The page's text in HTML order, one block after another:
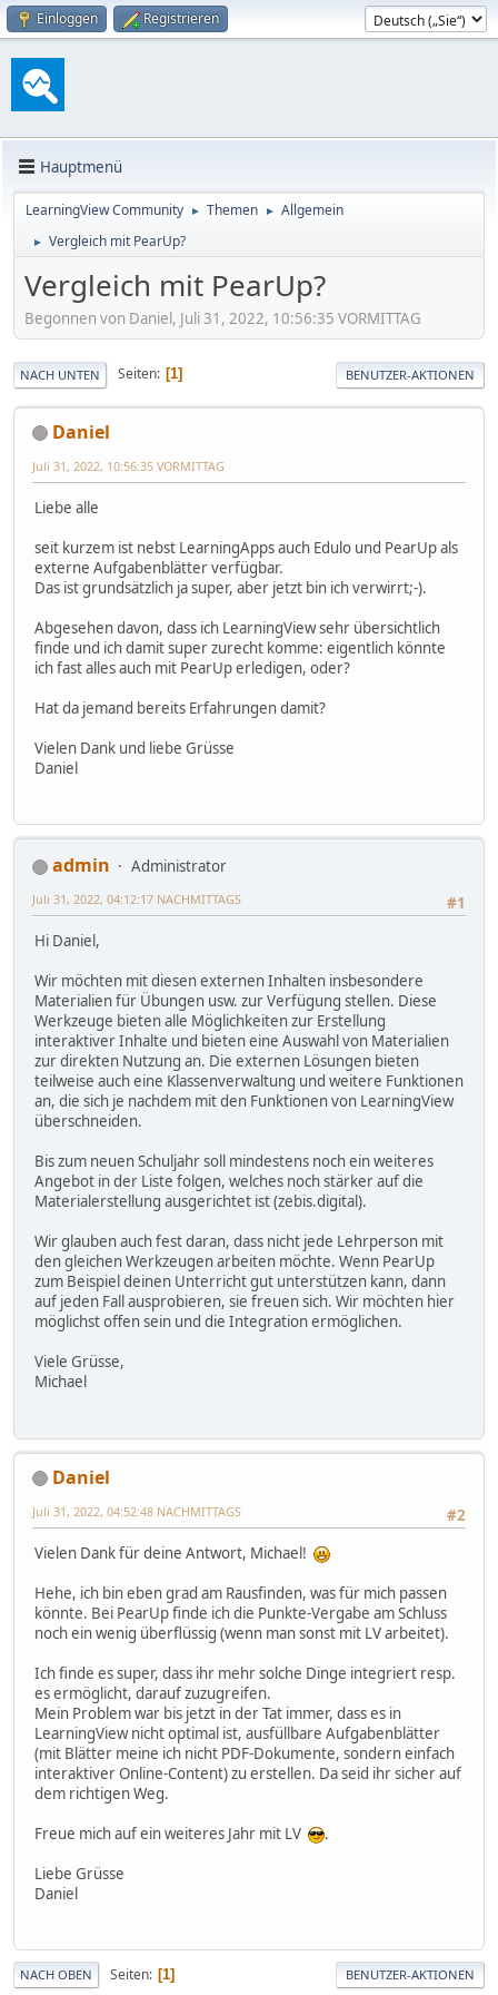
Einloggen Registrieren
Hauptmenü
LearningView Community ► Themen ► Allgemein
► Vergleich mit PearUp?
Vergleich mit PearUp?
Begonnen von Daniel, Juli 31, 2022, 10:56:35 VORMITTAG
NACH UNTEN Seiten 1 BENUTZER-AKTIONEN
Daniel
Juli 31, 2022, 10:56:35 VORMITTAG
Liebe alle
seit kurzem ist nebst LearningApps auch Edulo und PearUp als
externe Aufgabenblätter verfügbar.
Das ist grundsätzlich ja super, aber jetzt bin ich verwirrt;-).
Abgesehen davon, dass ich LearningView sehr übersichtlich
finde und ich damit super zurecht komme: eigentlich könnte
ich fast alles auch mit PearUp erledigen, oder?
Hat da jemand bereits Erfahrungen damit?
Vielen Dank und liebe Grüsse
Daniel
admin
Administrator
#1
Juli 31, 2022, 04:12:17 NACHMITTAGS
Hi Daniel,
Wir möchten mit diesen externen Inhalten insbesondere
Materialien für Übungen usw. zur Verfügung stellen. Diese
Werkzeuge bieten alle Möglichkeiten zur Erstellung
interaktiver Inhalte und bieten eine Auswahl von Materialien
zur direkten Nutzung an. Die externen Lösungen bieten
teilweise auch eine Klassenverwaltung und weitere Funktionen
an, die sich je nachdem mit den Funktionen von LearningView
überschneiden.
Bis zum neuen Schuljahr soll mindestens noch ein weiteres
Angebot in der Liste folgen, welches noch stärker auf die
Materialerstellung ausgerichtet ist (zebis.digital).
Wir glauben auch fest daran, dass nicht jede Lehrperson mit
den gleichen Werkzeugen arbeiten möchte. Wenn PearUp
zum Beispiel deinen Unterricht gut unterstützen kann, dann
auf jeden Fall ausprobieren, sie freuen sich. Wir möchten hier
möglichst offen sein und die Integration ermöglichen.
Viele Grüsse,
Michael
Daniel
#2
Juli 31, 2022, 04:52:48 NACHMITTAGS
Vielen Dank für deine Antwort, Michael!
Hehe, ich bin eben grad am Rausfinden, was für mich passen
könnte. Bei PearUp finde ich die Punkte-Vergabe am Schluss
noch ein wenig überflüssig (wenn man sonst mit LV arbeitet).
Ich finde es super, dass ihr mehr solche Dinge integriert resp.
es ermöglicht, darauf zuzugreifen.
Mein Problem war bis jetzt in der Tat immer, dass es in
LearningView nicht optimal ist, ausfüllbare Aufgabenblätter
(mit Blätter meine ich nicht PDF-Dokumente, sondern einfach
interaktiver Online-Content) zu erstellen. Da seid ihr sicher auf
dem richtigen Weg.
Freue mich auf ein weiteres Jahr mit LV
.
Liebe Grüsse
Daniel
NACH OBEN Seiten 1 BENUTZER-AKTIONEN